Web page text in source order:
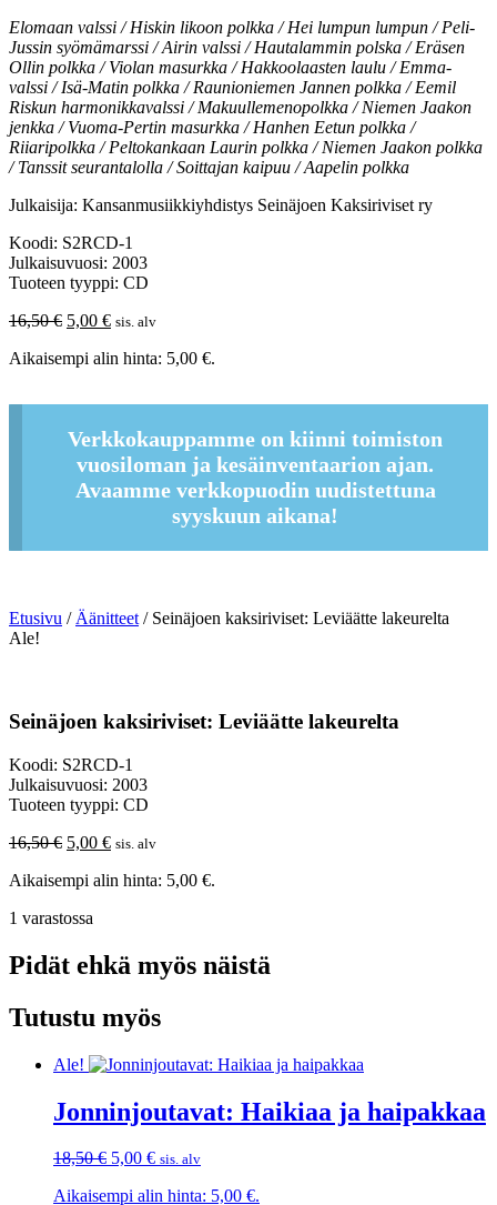
Elomaan valssi / Hiskin likoon polkka / Hei lumpun lumpun / Peli-
Jussin syömämarssi / Airin valssi / Hautalammin polska / Eräsen
Ollin polkka / Violan masurkka / Hakkoolaasten laulu / Emma-
valssi / Isä-Matin polkka / Raunioniemen Jannen polkka / Eemil
Riskun harmonikkavalssi / Makuullemenopolkka / Niemen Jaakon
jenkka / Vuoma-Pertin masurkka / Hanhen Eetun polkka /
Riiaripolkka / Peltokankaan Laurin polkka / Niemen Jaakon polkka
/ Tanssit seurantalolla / Soittajan kaipuu / Aapelin polkka
Julkaisija: Kansanmusiikkiyhdistys Seinäjoen Kaksiriviset ry
Koodi: S2RCD-1
Julkaisuvuosi: 2003
Tuoteen tyyppi: CD
16,50€ Alkuperäinen
oli:
5,00 €Nykyinen
on:
sis. alv
Aikaisempi alin hinta: 5,00 €.
Verkkokauppamme on kiinni toimiston
vuosiloman ja kesäinventaarion ajan.
Avaamme verkkopuodin uudistettuna
syyskuun aikana!
Etusivu /Äänitteet/ Seinäjoen kaksiriviset: Leviäätte lakeurelta
Ale!
Seinäjoen kaksiriviset: Leviäätte lakeurelta
Koodi: S2RCD-1
Julkaisuvuosi: 2003
Tuoteen tyyppi: CD
16,50€ Alkuperäinen
oli:
5,00 €Nykyinen
on:
sis. alv
Aikaisempi alin hinta: 5,00 €.
1 varastossa
Pidät ehkä myös näistä
Tutustu myös
Ale!
Jonninjoutavat: Haikiaa ja haipakkaa
18,50€ Alkuperäinen
oli:
5,00 €Nykyinen
on:
sis. alv
Aikaisempi alin hinta: 5,00 €.